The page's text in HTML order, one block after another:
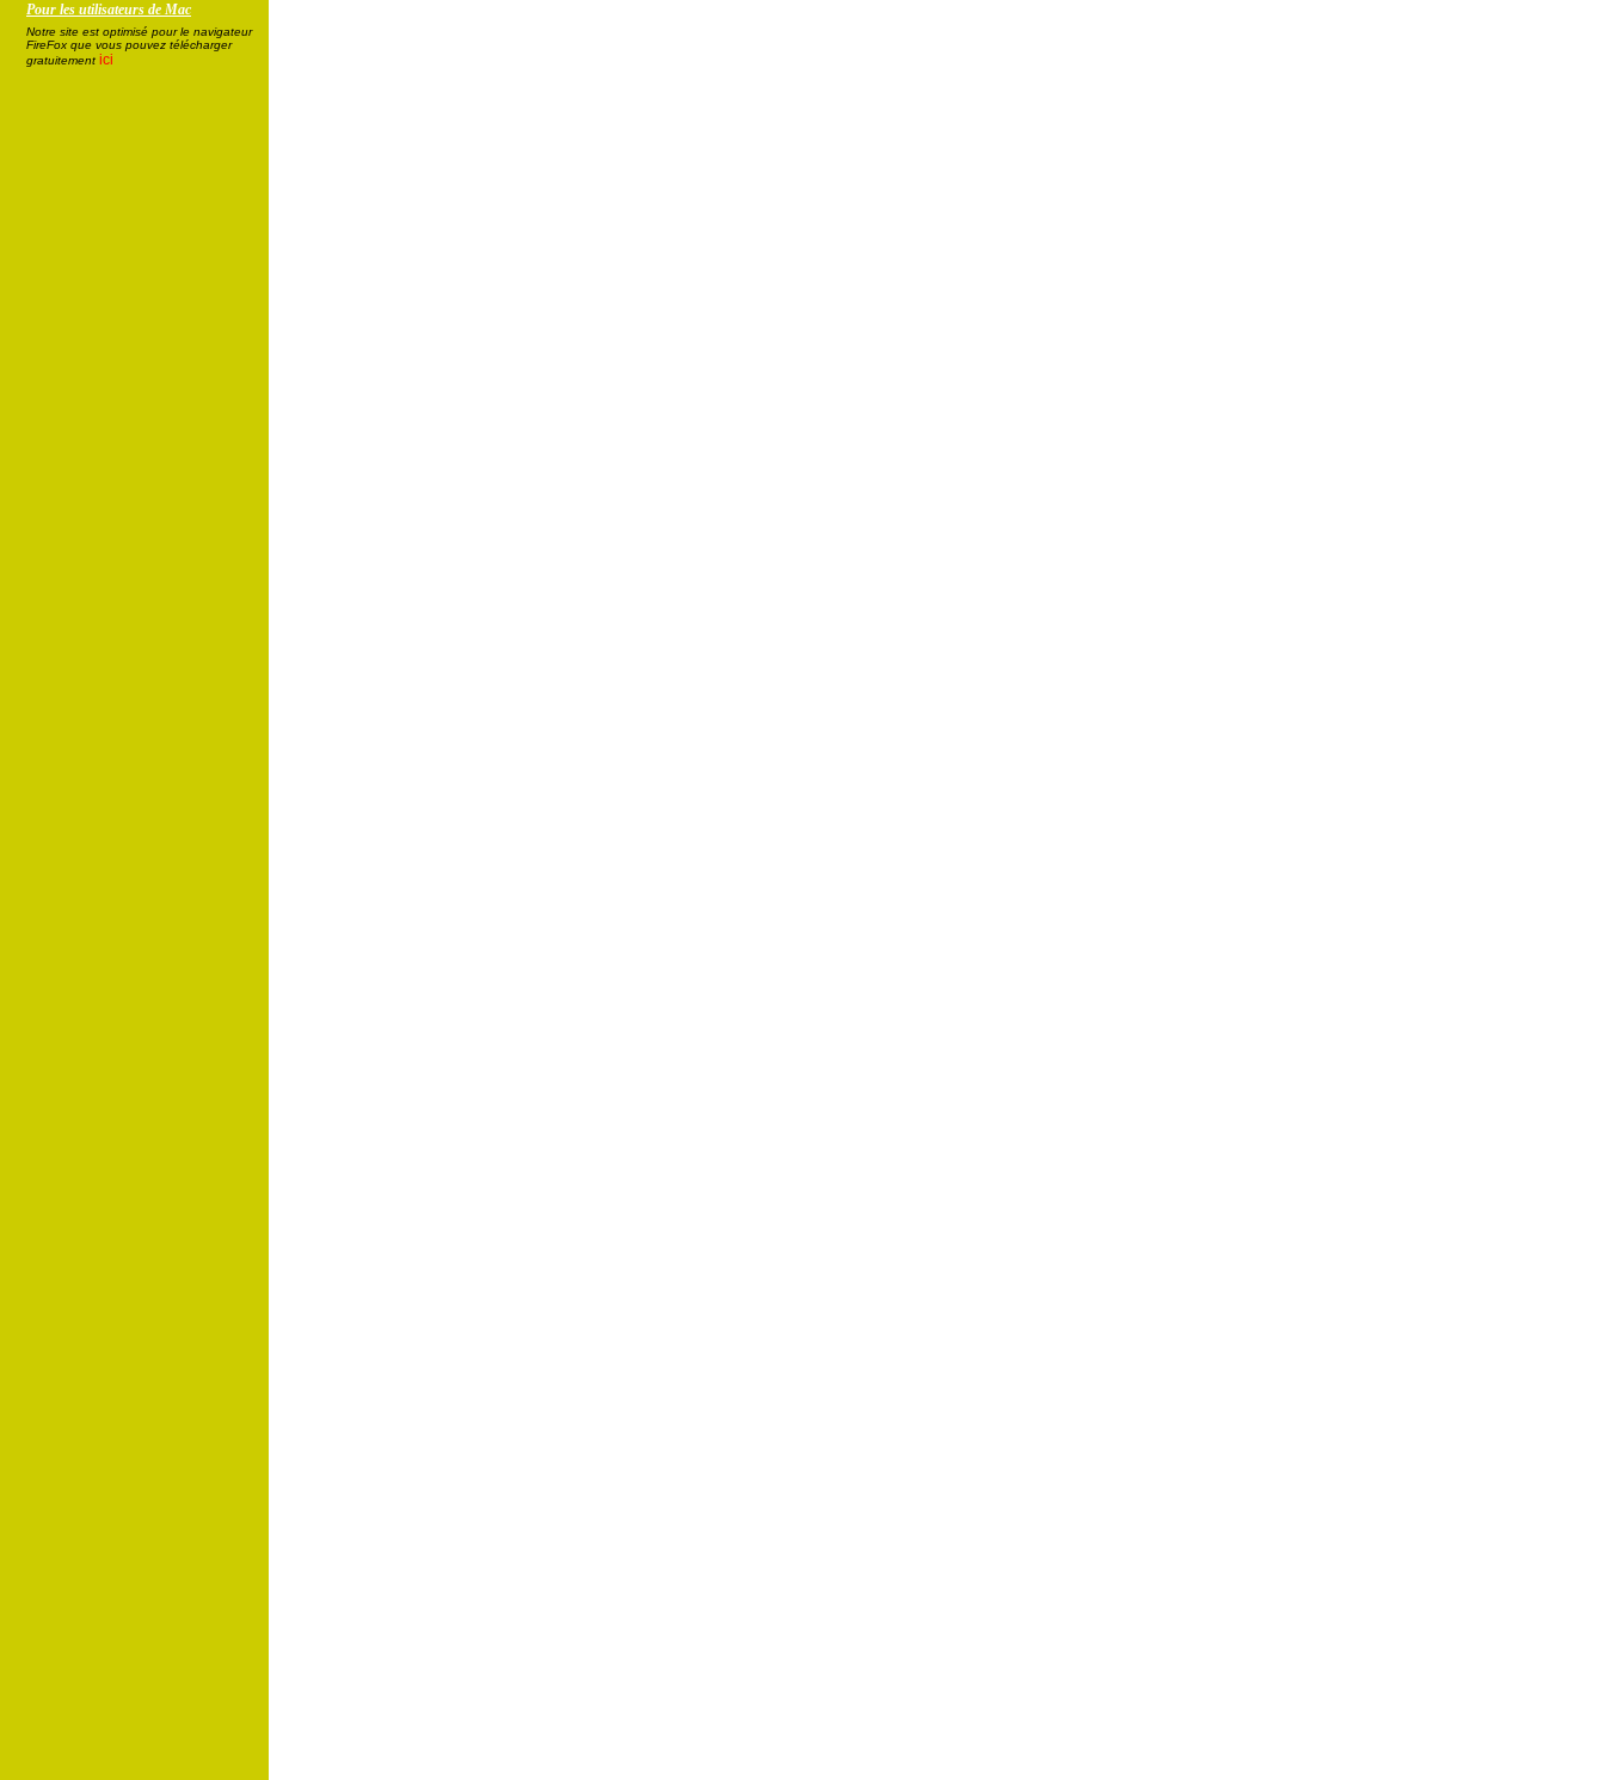
Pour les utilisateurs de Mac
Notre site est optimisé pour le navigateur
FireFox que vous pouvez télécharger
gratuitement ici